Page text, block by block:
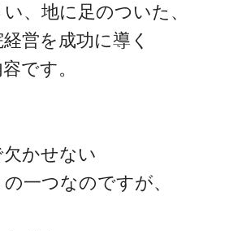
、地に足のついた、
営を成功に導く
です。
かせない
一つなのですが、